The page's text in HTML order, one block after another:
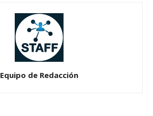
Equipo de Redacción